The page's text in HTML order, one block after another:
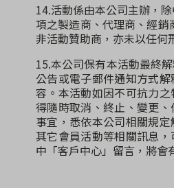
14.活動係由本公司主辦，
項之製造商、代理商、經
非活動贊助商，亦未以任何
15.本公司保有本活動最終
公告或電子郵件通知方式
容。本活動如因不可抗力
得隨時取消、終止、變更
事宜，悉依本公司相關規
其它會員活動等相關訊息
中「客戶中心」留言，將會